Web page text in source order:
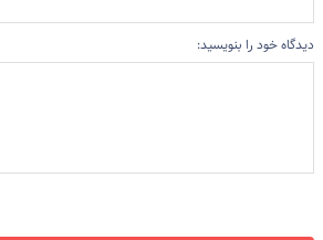
دیدگاه خود را بنویسید: